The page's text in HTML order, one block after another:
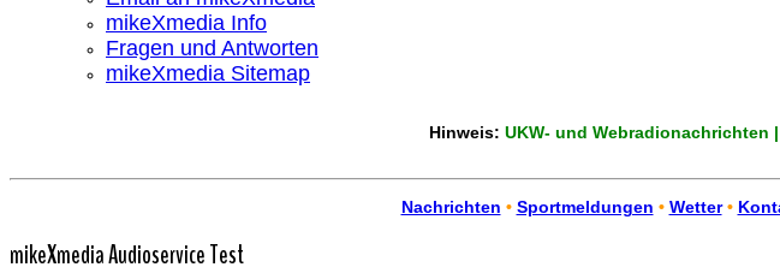
mikeXmedia Info
Fragen und Antworten
mikeXmedia Sitemap
Hinweis: UKW- und Webradionachrichten
Nachrichten • Sportmeldungen • Wetter•
mikeXmedia Audioservice Test